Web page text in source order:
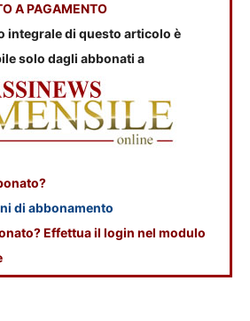
A PAGAMENTO
integrale di questo articolo è
solo dagli abbonati a
di abbonamento
Effettua il login nel modulo